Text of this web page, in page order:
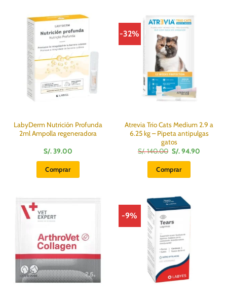
variantes.
Las
opciones
se
pueden
elegir
en
la
producto
variantes.
Las
opciones
se
pueden
elegir
en
la
página
producto
LabyDerm Nutrición Profunda
2ml Ampolla regeneradora
S/.39.00
Comprar
-32%
Atrevia Trio Cats Medium 2.9 a
6.25 kg – Pipeta antipulgas
gatos
S/.140.00 El
precio
original
era:
S/.
S/.94.90
Comprar
-9%